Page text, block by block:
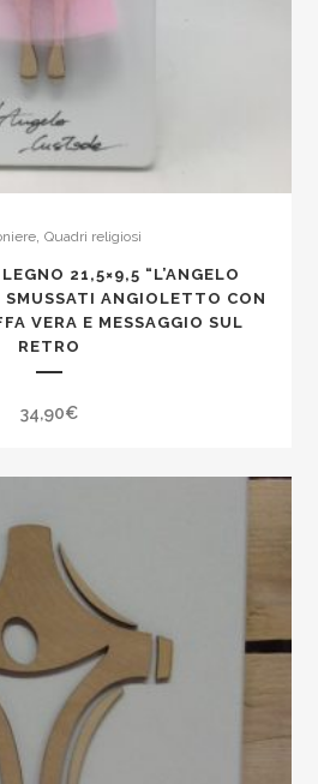
Quadri religiosi
21,5×9,5 “L’ANGELO
SMUSSATI ANGIOLETTO CON
VERA E MESSAGGIO SUL
RETRO
34,90€